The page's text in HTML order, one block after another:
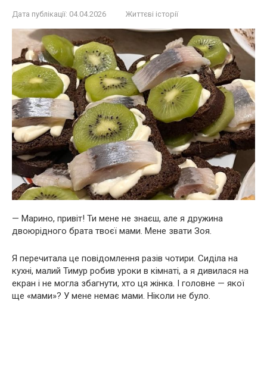
Дата публікації: 04.04.2026 Життєві історії
— Марино, привіт! Ти мене не знаєш, але я дружина
двоюрідного брата твоєї мами. Мене звати Зоя.
Я перечитала це повідомлення разів чотири. Сиділа на
кухні, малий Тимур робив уроки в кімнаті, а я дивилася на
екран і не могла збагнути, хто ця жінка. І головне — якої
ще «мами»? У мене немає мами. Ніколи не було.